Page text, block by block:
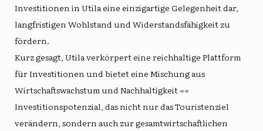
Investitionen in Utila eine einzigartige Gelegenheit dar,
langfristigen Wohlstand und Widerstandsfähigkeit zu
fördern.
Kurz gesagt, Utila verkörpert eine reichhaltige Plattform
für Investitionen und bietet eine Mischung aus
Wirtschaftswachstum und Nachhaltigkeit ==
Investitionspotenzial, das nicht nur das Touristenziel
verändern, sondern auch zur gesamtwirtschaftlichen